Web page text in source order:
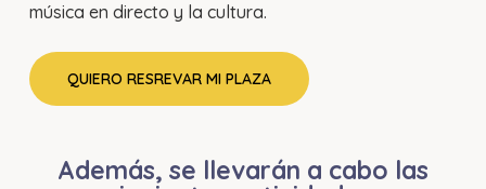
música en directo y la cultura.
QUIERO RESREVAR MI PLAZA
Además, se llevarán a cabo las